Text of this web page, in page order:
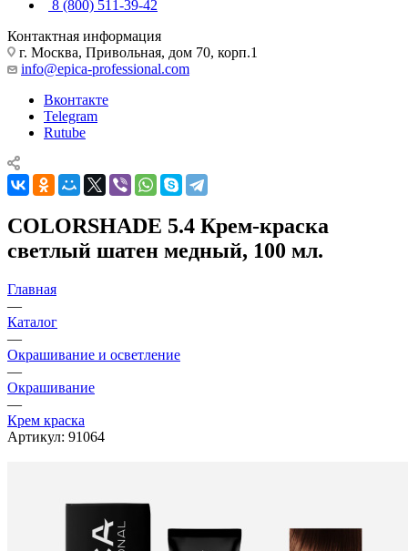
8 (800) 511-39-42
Контактная информация
г. Москва, Привольная, дом 70, корп.1
info@epica-professional.com
Вконтакте
Telegram
Rutube
COLORSHADE 5.4 Крем-краска
светлый шатен медный, 100 мл.
Главная
—
Каталог
—
Окрашивание и осветление
—
Окрашивание
—
Крем краска
Артикул: 91064